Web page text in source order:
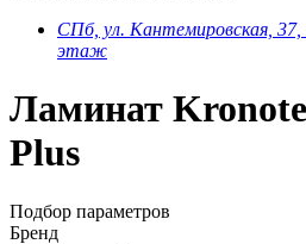
СПб, ул. Кантемировская,
этаж
Ламинат
Plus
Подбор параметров
Бренд